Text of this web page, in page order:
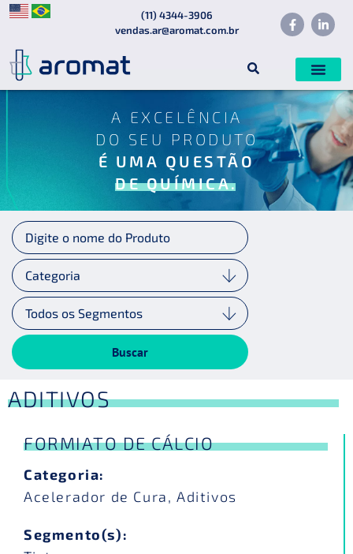
(11) 4344-3906
vendas.ar@aromat.com.br
A EXCELÊNCIA
DO SEU PRODUTO
É UMA QUESTÃO
DE QUÍMICA.
ADITIVOS
FORMIATO DE CÁLCIO
Categoria:
Acelerador de Cura,Aditivos
Segmento(s):